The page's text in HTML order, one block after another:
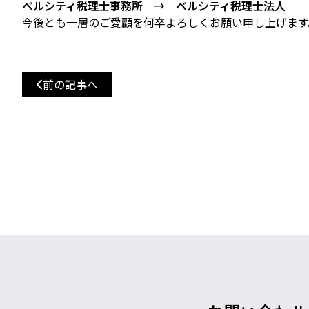
ベルシティ税理士事務所 → ベルシティ税理士法人
今後とも一層のご愛顧を何卒よろしくお願い申し上げます
前の記事へ